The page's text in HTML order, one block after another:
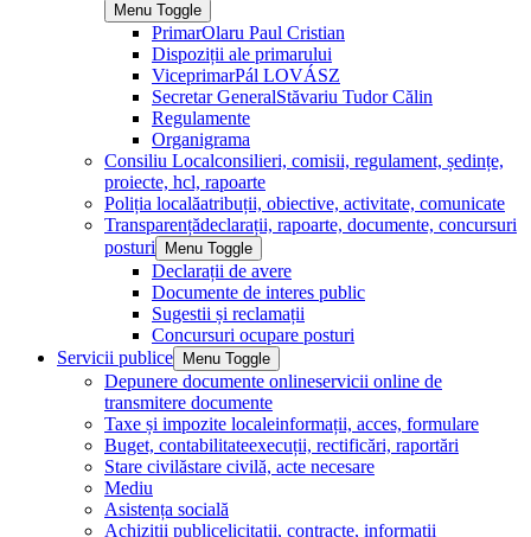
Menu Toggle
PrimarOlaru Paul Cristian
Dispoziții ale primarului
ViceprimarPál LOVÁSZ
Secretar GeneralStăvariu Tudor Călin
Regulamente
Organigrama
Consiliu Localconsilieri, comisii, regulament, ședințe,
proiecte, hcl, rapoarte
Poliția localăatribuții, obiective, activitate, comunicate
Transparențădeclarații, rapoarte, documente, concursuri
posturi
Menu Toggle
Declarații de avere
Documente de interes public
Sugestii și reclamații
Concursuri ocupare posturi
Servicii publice
Menu Toggle
Depunere documente onlineservicii online de
transmitere documente
Taxe și impozite localeinformații, acces, formulare
Buget, contabilitateexecuții, rectificări, raportări
Stare civilăstare civilă, acte necesare
Mediu
Asistența socială
Achiziții publicelicitații, contracte, informații